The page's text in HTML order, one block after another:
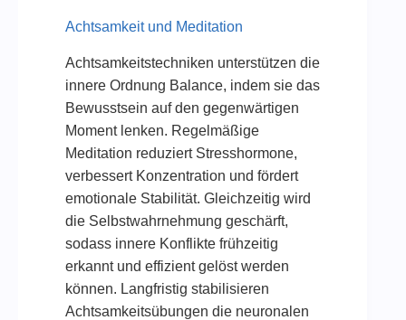
Achtsamkeit und Meditation
Achtsamkeitstechniken unterstützen die
innere Ordnung Balance, indem sie das
Bewusstsein auf den gegenwärtigen
Moment lenken. Regelmäßige
Meditation reduziert Stresshormone,
verbessert Konzentration und fördert
emotionale Stabilität. Gleichzeitig wird
die Selbstwahrnehmung geschärft,
sodass innere Konflikte frühzeitig
erkannt und effizient gelöst werden
können. Langfristig stabilisieren
Achtsamkeitsübungen die neuronalen